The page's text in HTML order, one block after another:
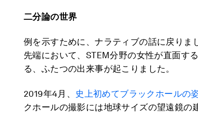
二分論の世界
例を示すために、ナラティブの話に戻りま
先端において、STEM分野の女性が直面す
る、ふたつの出来事が起こりました。
2019年4月、 史上初めてブラックホールの
クホールの撮影には地球サイズの望遠鏡の